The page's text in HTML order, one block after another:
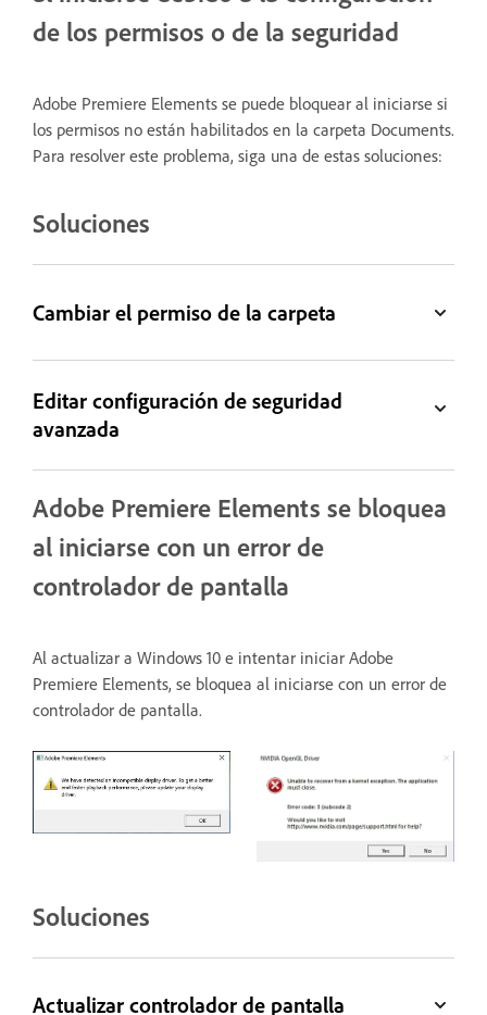
de los permisos o de la seguridad
Adobe Premiere Elements se puede bloquear al iniciarse si
los permisos no están habilitados en la carpeta Documents.
Para resolver este problema, siga una de estas soluciones:
Soluciones
Cambiar el permiso de la carpeta
Editar configuración de seguridad
avanzada
Adobe Premiere Elements se bloquea
al iniciarse con un error de
controlador de pantalla
Al actualizar a Windows 10 e intentar iniciar Adobe
Premiere Elements, se bloquea al iniciarse con un error de
controlador de pantalla.
Soluciones
Actualizar controlador de pantalla